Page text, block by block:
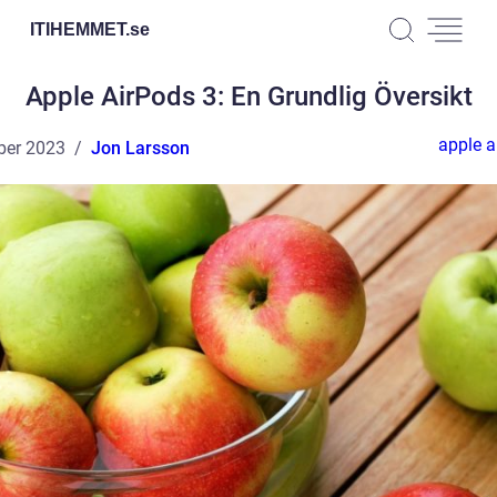
ITIHEMMET.se
Apple AirPods 3: En Grundlig Översikt
2023 Jon Larsson apple